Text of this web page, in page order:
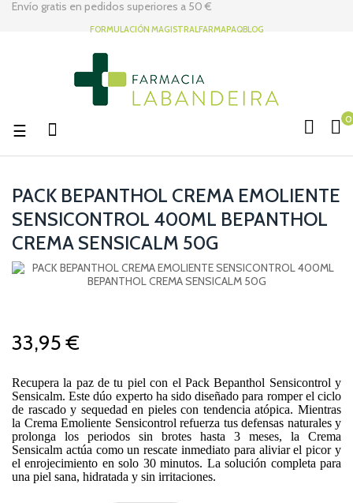
Envío gratis en pedidos superiores a 50 €
FORMULACIÓN MAGISTRALFARMAPAQBLOG
0
Navegación
palanca
☰
PACK BEPANTHOL CREMA EMOLIENTE
SENSICONTROL 400ML BEPANTHOL
CREMA SENSICALM 50G
33,95 €
Recupera la paz de tu piel con el Pack Bepanthol Sensicontrol y
Sensicalm. Este dúo experto ha sido diseñado para romper el ciclo
de rascado y sequedad en pieles con tendencia atópica. Mientras
la Crema Emoliente Sensicontrol refuerza tus defensas naturales y
prolonga los periodos sin brotes hasta 3 meses, la Crema
Sensicalm actúa como un rescate inmediato para aliviar el picor y
el enrojecimiento en solo 30 minutos. La solución completa para
una piel sana, hidratada y sin irritaciones.